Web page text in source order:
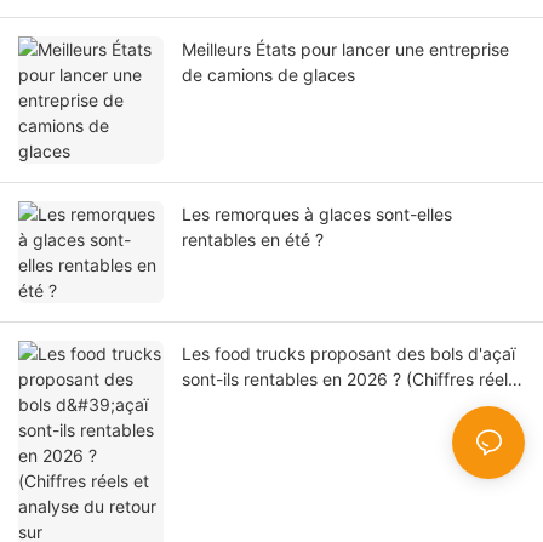
Meilleurs États pour lancer une entreprise
de camions de glaces
Les remorques à glaces sont-elles
rentables en été ?
Les food trucks proposant des bols d'açaï
sont-ils rentables en 2026 ? (Chiffres réels
et analyse du retour sur investissement)